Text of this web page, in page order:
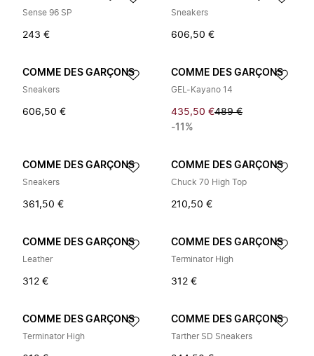
Sense 96 SP
243 €
Sneakers
606,50 €
COMME DES GARÇONS
Sneakers
606,50 €
COMME DES GARÇONS
GEL-Kayano 14
435,50 €489 €
-11%
COMME DES GARÇONS
Sneakers
361,50 €
COMME DES GARÇONS
Chuck 70 High Top
210,50 €
COMME DES GARÇONS
Leather
312 €
COMME DES GARÇONS
Terminator High
312 €
COMME DES GARÇONS
Terminator High
COMME DES GARÇONS
Tarther SD Sneakers